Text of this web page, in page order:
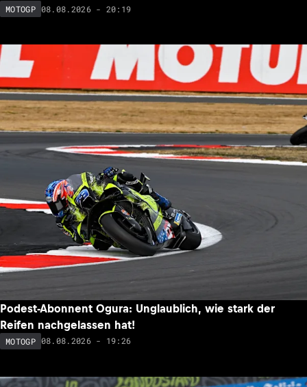
MOTOGP 08.08.2026 - 20:19
Podest-Abonnent Ogura: Unglaublich, wie stark der
Reifen nachgelassen hat!
MOTOGP 08.08.2026 - 19:26